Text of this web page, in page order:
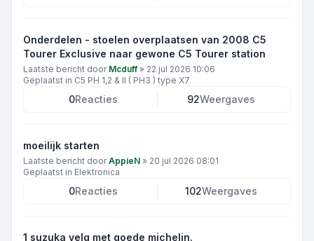
Onderdelen - stoelen overplaatsen van 2008 C5
Tourer Exclusive naar gewone C5 Tourer station
Laatste bericht door Mcduff» 22 jul 2026 10:06
Geplaatst in C5 PH 1,2 & II ( PH3 ) type X7
0Reacties 92Weergaves
moeilijk starten
Laatste bericht doorAppieN » 20 jul 2026 08:01
Geplaatst in Elektronica
0Reacties 102Weergaves
1 suzuka velg met goede michelin.